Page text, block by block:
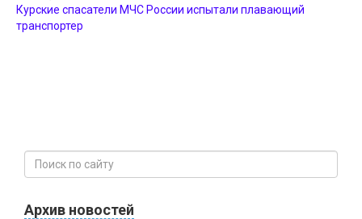
Курские спасатели МЧС России испытали плавающий
транспортер
Архив новостей